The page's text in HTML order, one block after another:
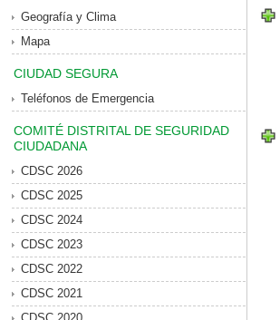
Geografía y Clima
Mapa
CIUDAD SEGURA
Teléfonos de Emergencia
COMITÉ DISTRITAL DE SEGURIDAD
CIUDADANA
CDSC 2026
CDSC 2025
CDSC 2024
CDSC 2023
CDSC 2022
CDSC 2021